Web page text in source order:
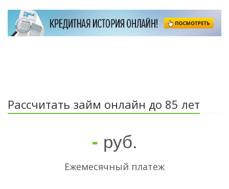
Рассчитать займ онлайн до 85 лет
- руб.
Ежемесячный платеж